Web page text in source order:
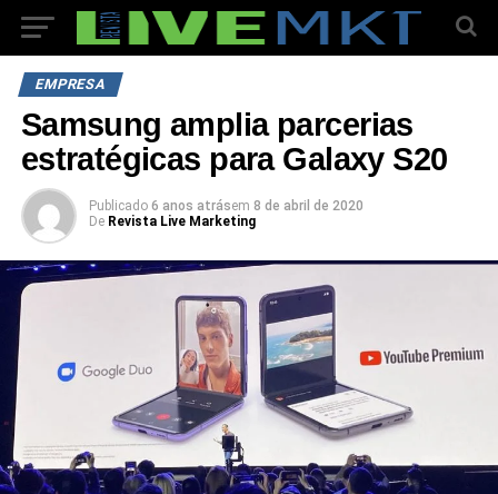
EMPRESA
Samsung amplia parcerias
estratégicas para Galaxy S20
Publicado 6 anos atrásem 8 de abril de 2020
De Revista Live Marketing